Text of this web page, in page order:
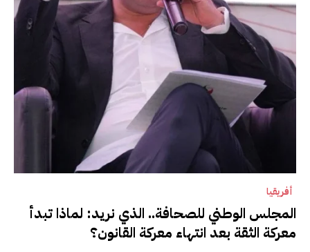
أفريقيا
المجلس الوطني للصحافة.. الذي نريد: لماذا تبدأ
معركة الثقة بعد انتهاء معركة القانون؟